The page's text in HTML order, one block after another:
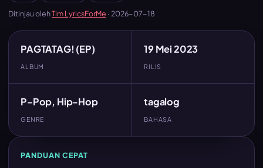
Ditinjau olehTim LyricsForMe ·2026-07-18
PAGTATAG! (EP)
ALBUM
19 Mei 2023
RILIS
P-Pop, Hip-Hop
GENRE
tagalog
BAHASA
PANDUAN CEPAT